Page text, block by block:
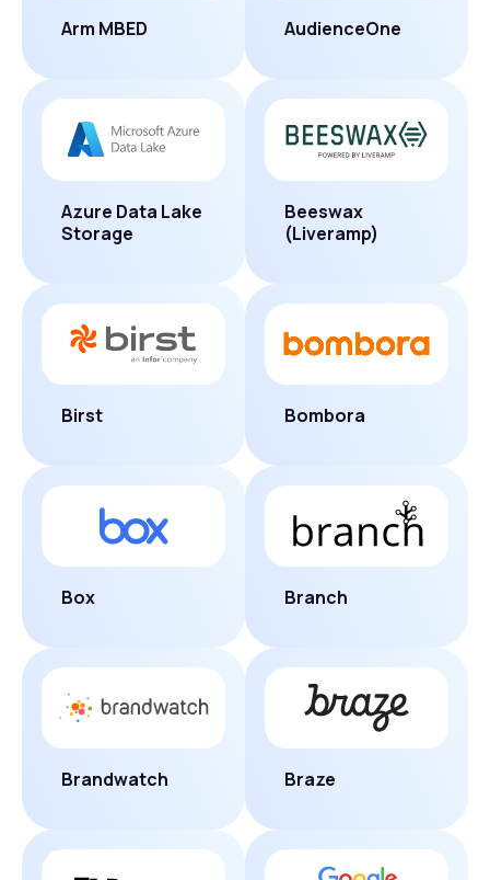
Arm MBED AudienceOne
Azure Data Lake
Storage
Beeswax
(Liveramp)
Birst Bombora
Box Branch
Brandwatch Braze